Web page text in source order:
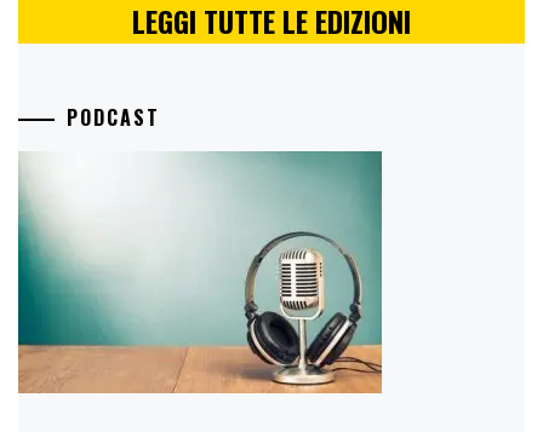
LEGGI TUTTE LE EDIZIONI
PODCAST